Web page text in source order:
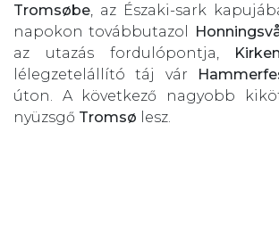
Tromsøbe , az Északi-sark
napokon továbbutazol
az utazás fordulópontja,
lélegzetelállító táj vár
úton. A következő nagyobb
nyüzsgő Tromsø lesz.